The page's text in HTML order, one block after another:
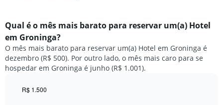
Qual é o mês mais barato para reservar um(a) Hotel
em Groninga?
O mês mais barato para reservar um(a) Hotel em Groninga é
dezembro (R$ 500). Por outro lado, o mês mais caro para se
hospedar em Groninga é junho (R$ 1.001).
R$ 1.500